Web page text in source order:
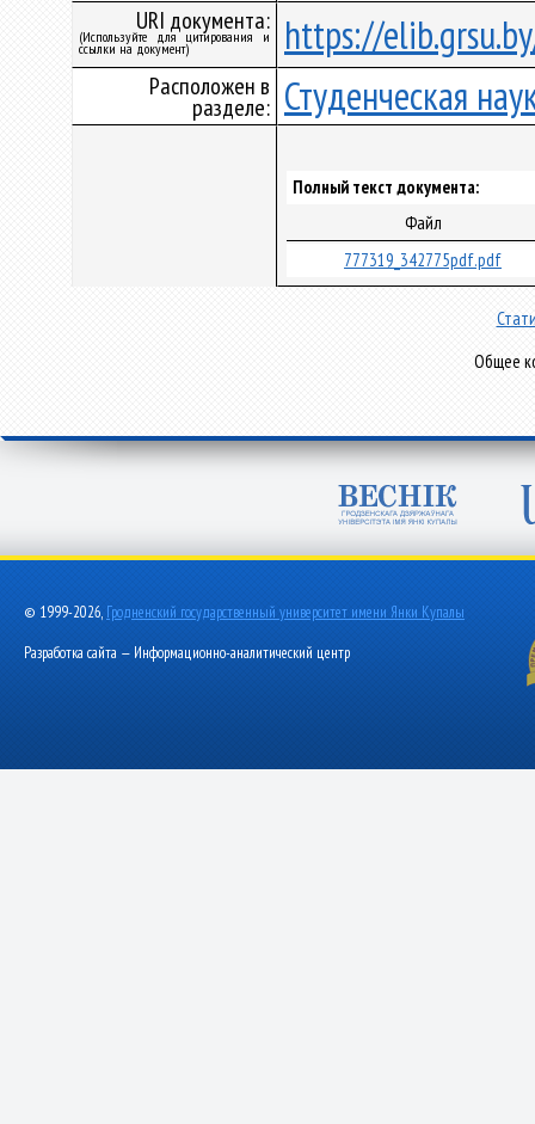
URI документа:
(Используйте для цитирования и
ссылки на документ) https://
Расположен в
разделе: Студенческая
Полный текст документа:
Файл
777319_342775pdf.pdf
Общее
© 1999-2026, Гродненский государственный университет имени Янки Купалы
Разработка сайта — Информационно-аналитический центр